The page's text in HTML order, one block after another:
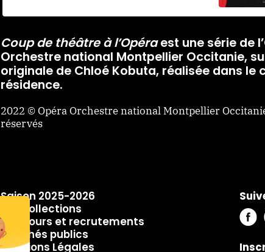
Coup de théâtre à l’Opéraest une série de
Orchestre national Montpellier Occitanie,
originale de Chloé Kobuta, réalisée dans le
résidence.
2022 © Opéra Orchestre national Montpellier
réservés
Saison 2025-2026
Les Collections
Concours et recrutements
Marchés publics
Mentions Légales